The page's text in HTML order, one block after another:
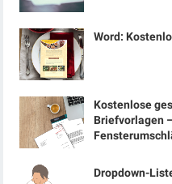
Word:
Kostenlose
Briefvorlagen
Dropdown-